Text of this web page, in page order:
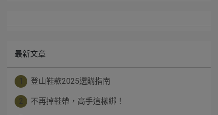
最新文章
登山鞋款2025選購指南
不再掉鞋帶，高手這樣綁！